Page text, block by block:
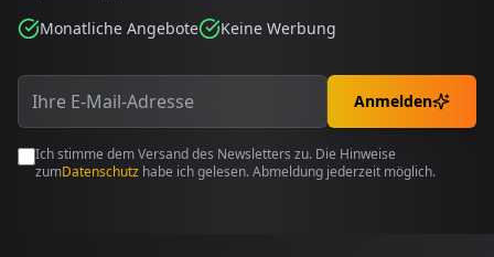
Monatliche Angebote Keine Werbung
Anmelden
Ich stimme dem Versand des Newsletters zu. Die Hinweise
zumDatenschutz habe ich gelesen. Abmeldung jederzeit möglich.